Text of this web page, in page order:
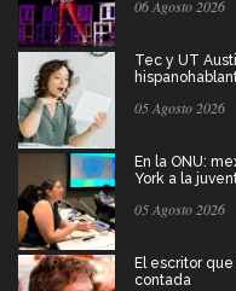
06 Agosto 2026
Tec y UT
05 Agosto 2026
En la ONU:
York a la
05 Agosto 2026
El escritor
contada